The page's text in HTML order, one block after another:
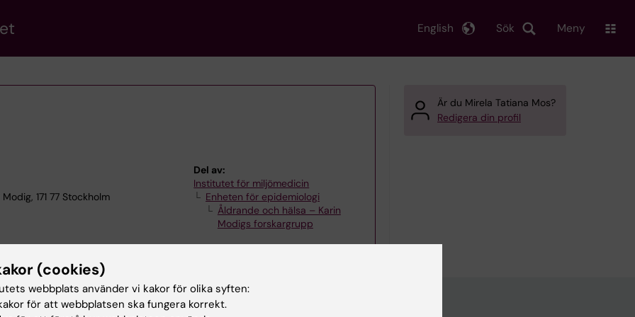
Sök
English Meny
171 77 Stockholm
Del av:
Institutet för miljömedicin
Enheten för epidemiologi
Åldrande och hälsa – Karin
Modigs forskargrupp
Är du Mirela Tatiana Mos?
Redigera din profil
(cookies)
webbplats använder vi kakor för olika syften:
för att webbplatsen ska fungera korrekt.